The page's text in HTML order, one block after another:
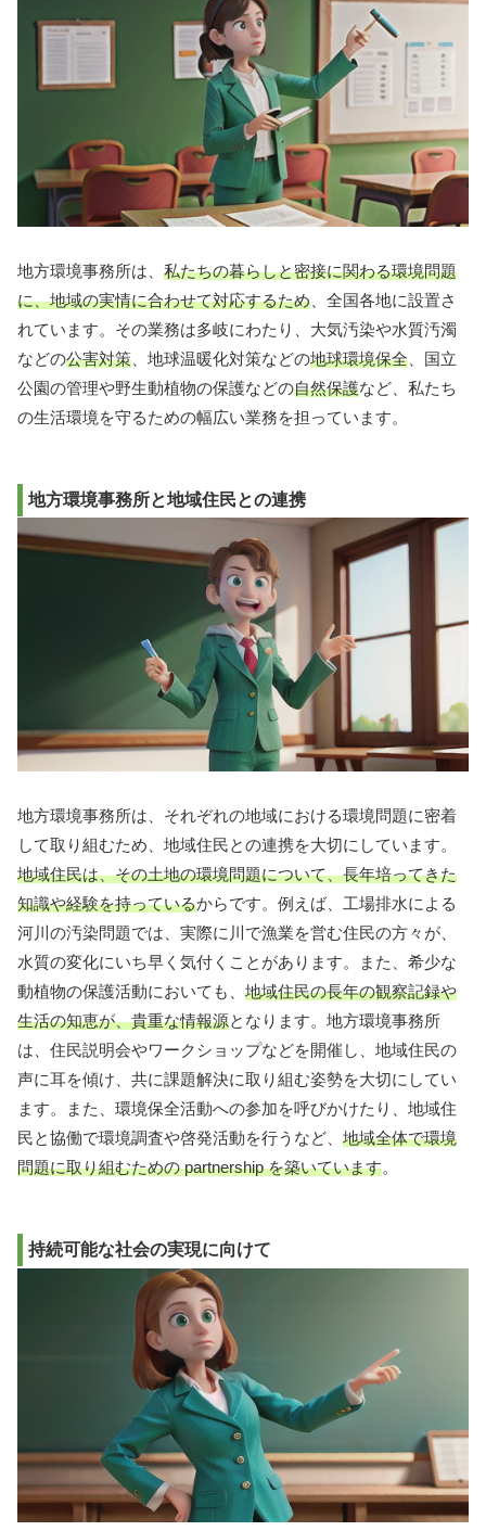
地方環境事務所は、 私たちの暮らしと密接に関わる環境問題
に、地域の実情に合わせて対応するため 、全国各地に設置さ
れています。その業務は多岐にわたり、大気汚染や水質汚濁
などの公害対策 、地球温暖化対策などの地球環境保全 、国立
公園の管理や野生動植物の保護などの自然保護など、私たち
の生活環境を守るための幅広い業務を担っています。
地方環境事務所と地域住民との連携
地方環境事務所は、それぞれの地域における環境問題に密着
して取り組むため、地域住民との連携を大切にしています。
地域住民は、その土地の環境問題について、長年培ってきた
知識や経験を持っているからです。例えば、工場排水による
河川の汚染問題では、実際に川で漁業を営む住民の方々が、
水質の変化にいち早く気付くことがあります。また、希少な
動植物の保護活動においても、 地域住民の長年の観察記録や
生活の知恵が、貴重な情報源となります。地方環境事務所
は、住民説明会やワークショップなどを開催し、地域住民の
声に耳を傾け、共に課題解決に取り組む姿勢を大切にしてい
ます。また、環境保全活動への参加を呼びかけたり、地域住
民と協働で環境調査や啓発活動を行うなど、 地域全体で環境
問題に取り組むための partnership を築いています。
持続可能な社会の実現に向けて